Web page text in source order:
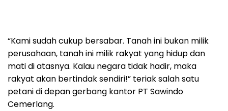
“Kami sudah cukup bersabar. Tanah ini bukan milik
perusahaan, tanah ini milik rakyat yang hidup dan
mati di atasnya. Kalau negara tidak hadir, maka
rakyat akan bertindak sendiri!” teriak salah satu
petani di depan gerbang kantor PT Sawindo
Cemerlang.